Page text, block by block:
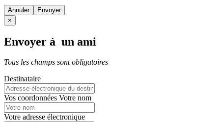
Annuler
×
Envoyer à un ami
Tous les champs sont obligatoires
Destinataire
Vos coordonnées Votre nom
Votre adresse électronique